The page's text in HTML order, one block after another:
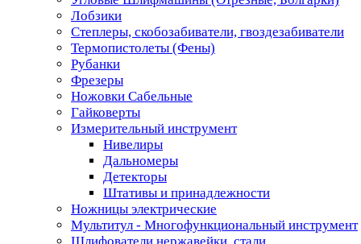
Лобзики
Степлеры, скобозабиватели, гвоздезабиватели
Термопистолеты (Фены)
Рубанки
Фрезеры
Ножовки Сабельные
Гайковерты
Измерительный инструмент
Нивелиры
Дальномеры
Детекторы
Штативы и принадлежности
Ножницы электрические
Мультитул - Многофункциональный инструмент